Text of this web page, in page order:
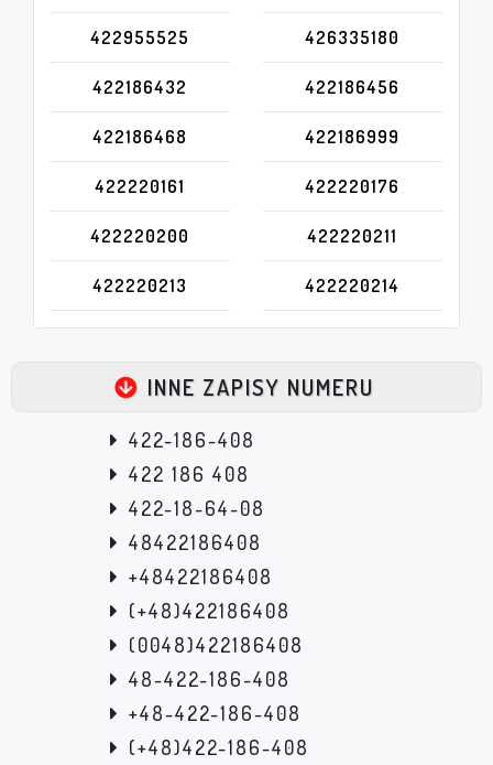
422955525 426335180
422186432 422186456
422186468 422186999
422220161 422220176
422220200 422220211
422220213 422220214
INNE ZAPISY NUMERU
422-186-408
422 186 408
422-18-64-08
48422186408
+48422186408
(+48)422186408
(0048)422186408
48-422-186-408
+48-422-186-408
(+48)422-186-408